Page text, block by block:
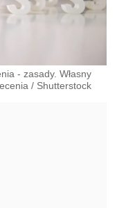
- zasady. Własny
/ Shutterstock